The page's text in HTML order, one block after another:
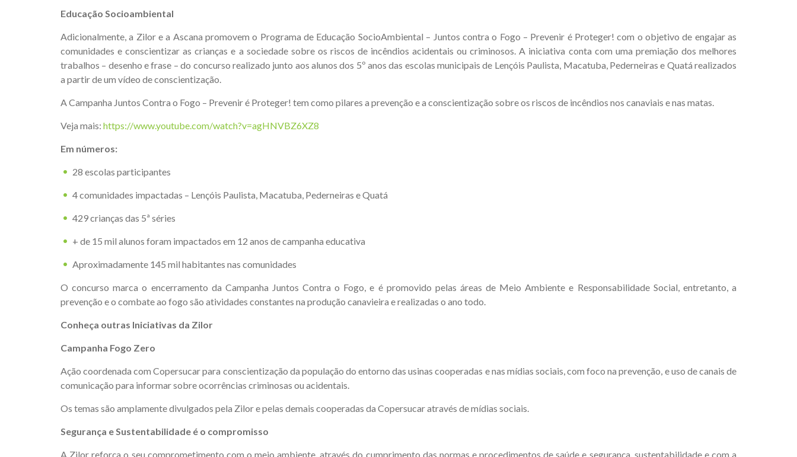
Educação Socioambiental
Adicionalmente, a Zilor e a Ascana promovem o Programa de Educação SocioAmbiental – Juntos contra o Fogo – Prevenir é Proteger! com o objetivo de engajar as
comunidades e conscientizar as crianças e a sociedade sobre os riscos de incêndios acidentais ou criminosos. A iniciativa conta com uma premiação dos melhores
trabalhos – desenho e frase – do concurso realizado junto aos alunos dos 5º anos das escolas municipais de Lençóis Paulista, Macatuba, Pederneiras e Quatá realizados
a partir de um vídeo de conscientização.
A Campanha Juntos Contra o Fogo – Prevenir é Proteger! tem como pilares a prevenção e a conscientização sobre os riscos de incêndios nos canaviais e nas matas.
Veja mais: https://www.youtube.com/watch?v=agHNVBZ6XZ8
Em números:
28 escolas participantes
4 comunidades impactadas – Lençóis Paulista, Macatuba, Pederneiras e Quatá
429 crianças das 5ª séries
+ de 15 mil alunos foram impactados em 12 anos de campanha educativa
Aproximadamente 145 mil habitantes nas comunidades
O concurso marca o encerramento da Campanha Juntos Contra o Fogo, e é promovido pelas áreas de Meio Ambiente e Responsabilidade Social, entretanto, a
prevenção e o combate ao fogo são atividades constantes na produção canavieira e realizadas o ano todo.
Conheça outras Iniciativas da Zilor
Campanha Fogo Zero
Ação coordenada com Copersucar para conscientização da população do entorno das usinas cooperadas e nas mídias sociais, com foco na prevenção, e uso de canais de
comunicação para informar sobre ocorrências criminosas ou acidentais.
Os temas são amplamente divulgados pela Zilor e pelas demais cooperadas da Copersucar através de mídias sociais.
Segurança e Sustentabilidade é o compromisso
A Zilor reforça o seu comprometimento com o meio ambiente, através do cumprimento das normas e procedimentos de saúde e segurança, sustentabilidade e com a